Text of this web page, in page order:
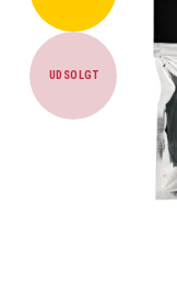
UDSOLGT